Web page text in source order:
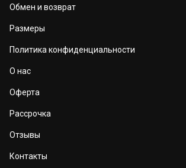
Обмен и возврат
Размеры
Политика конфиденциальности
О нас
Оферта
Рассрочка
Отзывы
Контакты